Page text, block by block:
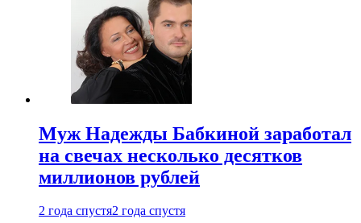
Муж Надежды Бабкиной заработал
на свечах несколько десятков
миллионов рублей
2 года спустя2 года спустя